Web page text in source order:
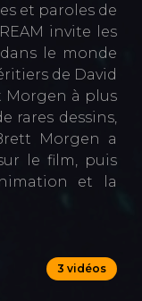
et paroles de
invite les
le monde
de David
Morgen à plus
rares dessins,
Morgen a
le film, puis
et la
3 vidéos